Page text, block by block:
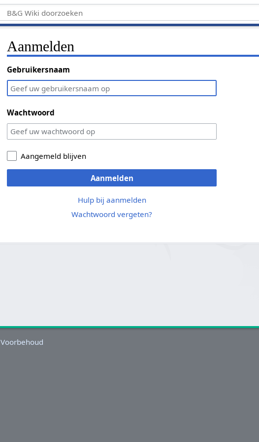
Aanmelden
Gebruikersnaam
Wachtwoord
Aangemeld blijven
Aanmelden
Hulp bij aanmelden
Wachtwoord vergeten?
Voorbehoud